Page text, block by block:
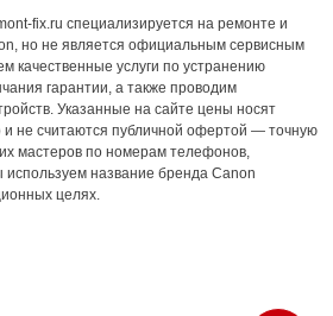
fix.ru специализируется на ремонте и
но не является официальным сервисным
качественные услуги по устранению
гарантии, а также проводим
Указанные на сайте цены носят
и не считаются публичной офертой — точную
мастеров по номерам телефонов,
название бренда Canon
целях.